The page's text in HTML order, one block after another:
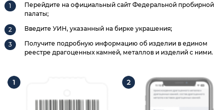
Перейдите на официальный сайт Федеральной пробирной
палаты;
Введите УИН, указанный на бирке украшения;
Получите подробную информацию об изделии в едином
реестре драгоценных камней, металлов и изделий с ними.